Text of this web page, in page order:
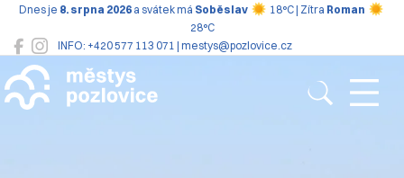
INFO: +420 577 113 071 | mestys@pozlovice.cz
Dnes je 8. srpna 2026 a svátek má Soběslav 18°C | Zítra Roman
28°C
Pozlovice